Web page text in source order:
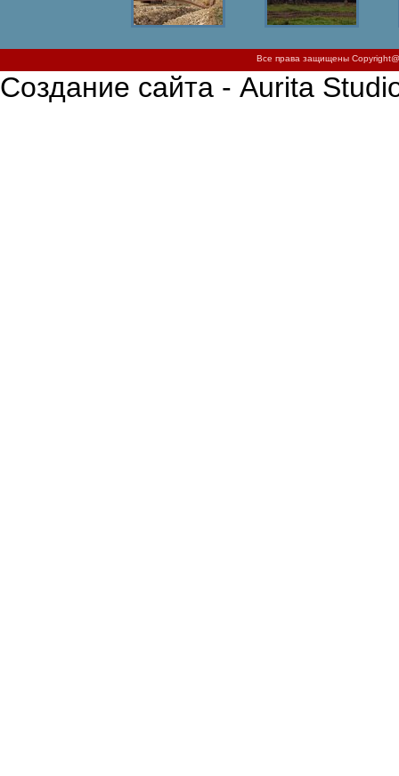
Все права защищены
Создание сайта - Aurita